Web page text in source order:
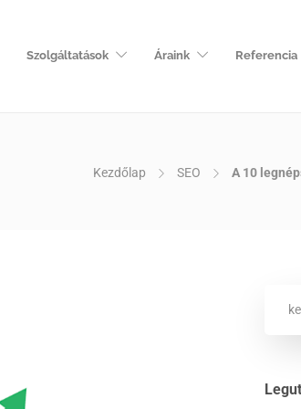
Szolgáltatások Áraink Referencia
Kezdőlap SEO A 10